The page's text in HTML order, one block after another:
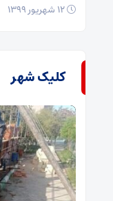
کلیک شهر